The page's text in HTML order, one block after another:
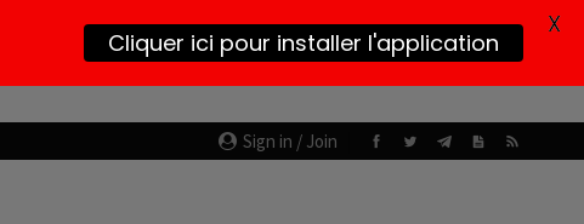
Sign in / Join
Cliquer ici pour installer l'application
X